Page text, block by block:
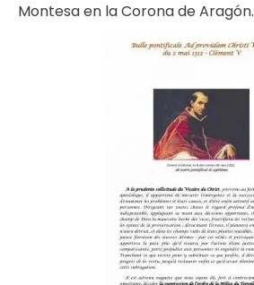
Montesa en la Corona de Aragón.